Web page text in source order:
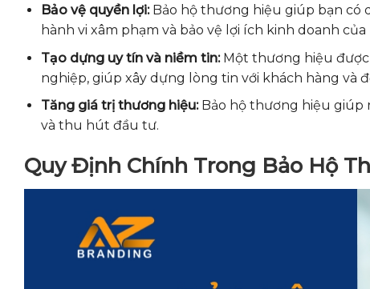
Bảo vệ quyền lợi:Bảo hộ thương hiệu giúp bạn có
hành vi xâm phạm và bảo vệ lợi ích kinh doanh của
Tạo dựng uy tín và niềm tin:Một thương hiệu được
nghiệp, giúp xây dựng lòng tin với khách hàng và
Tăng giá trị thương hiệu:Bảo hộ thương hiệu giúp
và thu hút đầu tư.
Quy Định Chính Trong Bảo Hộ